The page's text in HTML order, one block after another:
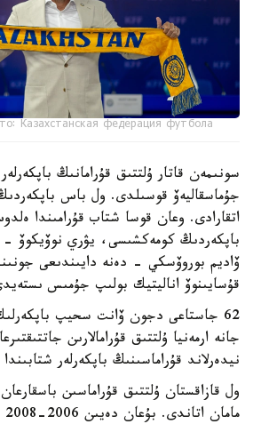
Казахстанская федерация футбола
سونىمەن قاتار ۇلتتىق قۇرامانىڭ
جۇماسقاليەۆ قوسىلدى. ول باس
اتقارادى. وعان قوسا شتاب قۇرامىندا
باپكەردىڭ كومەكشىسى، يۋري نوۆيكوۆ -
ۆاديم بوروۆسكي - دەنە دايىندىعى
قۇسايىنوۆ اناليتيك بولىپ جۇمىس
62 جاستاعى دجون ۆانت سحيپ
جانە ارمەنيا ۇلتتىق قۇرامالارىن
نيدەرلاند قۇراماسىنىڭ باپكەرلەر
ول قازاقستان ۇلتتىق قۇراماسىن